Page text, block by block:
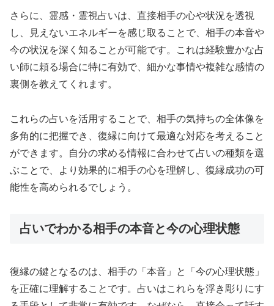
さらに、霊感・霊視占いは、直接相手の心や状況を透視
し、見えないエネルギーを感じ取ることで、相手の本音や
今の状況を深く知ることが可能です。これは経験豊かな占
い師に頼る場合に特に有効で、細かな事情や複雑な感情の
裏側を教えてくれます。
これらの占いを活用することで、相手の気持ちの全体像を
多角的に把握でき、復縁に向けて最適な対応を考えること
ができます。自分の求める情報に合わせて占いの種類を選
ぶことで、より効果的に相手の心を理解し、復縁成功の可
能性を高められるでしょう。
占いでわかる相手の本音と今の心理状態
復縁の鍵となるのは、相手の「本音」と「今の心理状態」
を正確に理解することです。占いはこれらを浮き彫りにす